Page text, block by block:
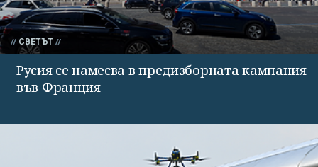
СВЕТЪТ
Русия се намесва в предизборната кампания
във Франция